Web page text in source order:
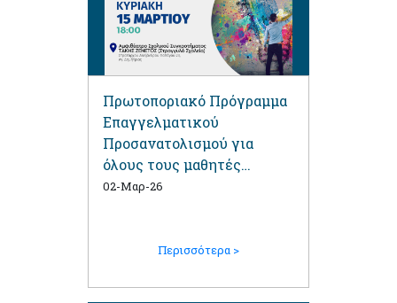
Πρωτοποριακό Πρόγραμμα
Επαγγελματικού
Προσανατολισμού για
όλους τους μαθητές
Λυκείου και τους γονείς
02-Μαρ-26
Περισσότερα >